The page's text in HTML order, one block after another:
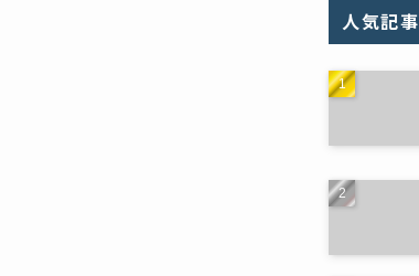
人気記事